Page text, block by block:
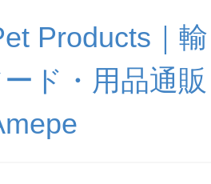
Products｜輸
ド・用品通販